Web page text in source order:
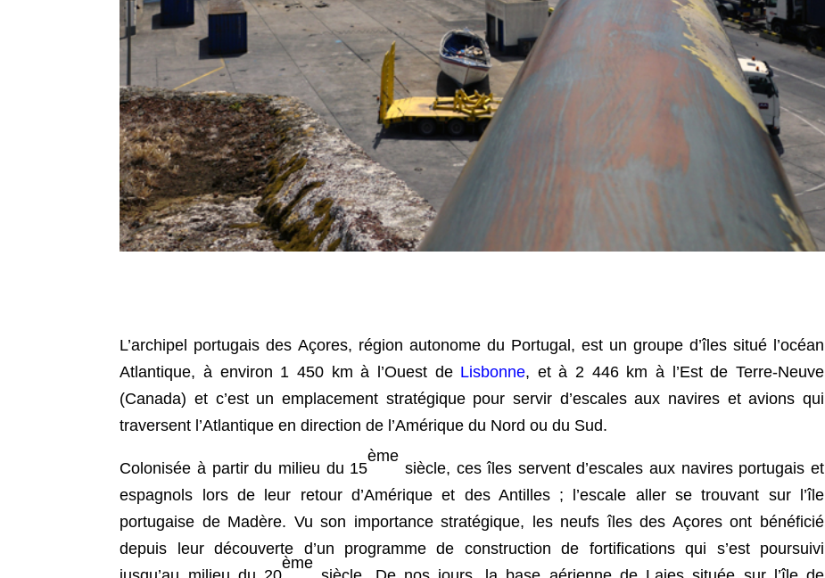
​L’archipel portugais des Açores, région autonome du Portugal, est un groupe d’îles situé l’océan
Atlantique, à environ 1 450 km à l’Ouest de Lisbonne, et à 2 446 km à l’Est de Terre-Neuve
(Canada) et c’est un emplacement stratégique pour servir d’escales aux navires et avions qui
traversent l’Atlantique en direction de l’Amérique du Nord ou du Sud.
Colonisée à partir du milieu du 15
ème
siècle, ces îles servent d’escales aux navires portugais et
espagnols lors de leur retour d’Amérique et des Antilles ; l’escale aller se trouvant sur l’île
portugaise de Madère. Vu son importance stratégique, les neufs îles des Açores ont bénéficié
depuis leur découverte d’un programme de construction de fortifications qui s’est poursuivi
ème